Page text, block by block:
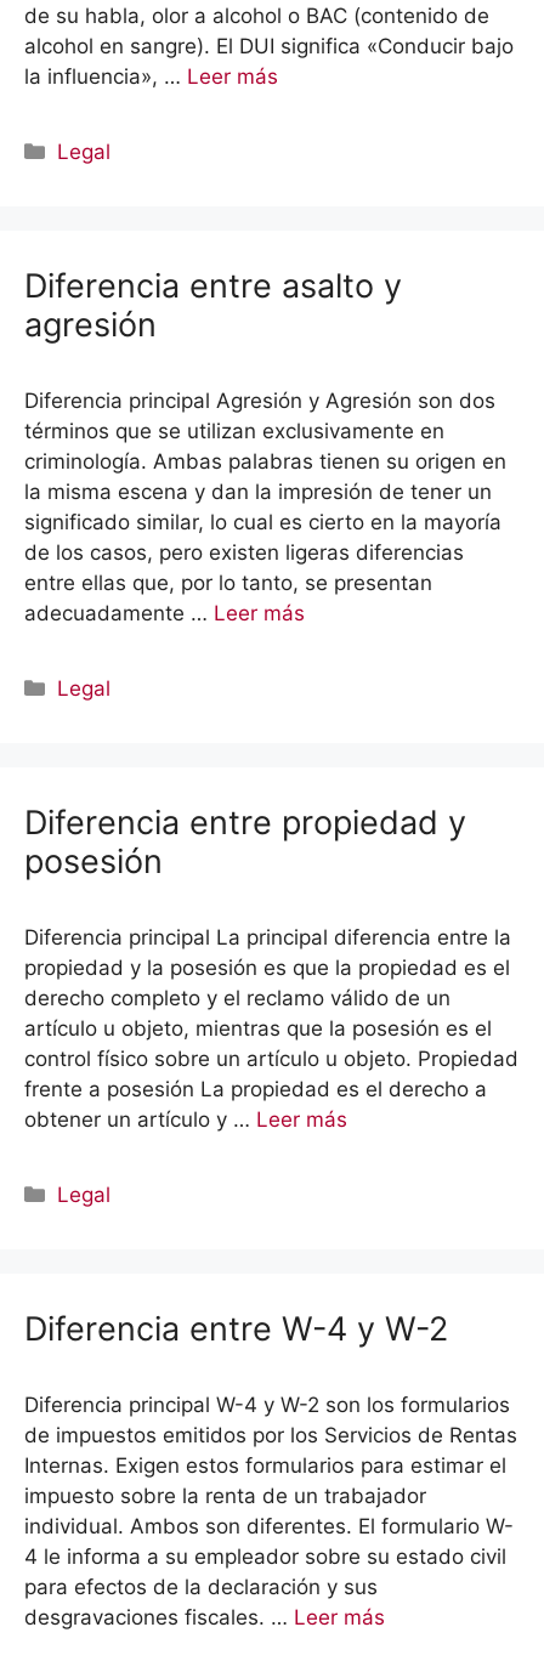
de su habla, olor a alcohol o BAC (contenido de
alcohol en sangre). El DUI significa «Conducir bajo
la influencia», … Leer más
Categorías
Legal
Diferencia entre asalto y
agresión
Diferencia principal Agresión y Agresión son dos
términos que se utilizan exclusivamente en
criminología. Ambas palabras tienen su origen en
la misma escena y dan la impresión de tener un
significado similar, lo cual es cierto en la mayoría
de los casos, pero existen ligeras diferencias
entre ellas que, por lo tanto, se presentan
adecuadamente … Leer más
Categorías
Legal
Diferencia entre propiedad y
posesión
Diferencia principal La principal diferencia entre la
propiedad y la posesión es que la propiedad es el
derecho completo y el reclamo válido de un
artículo u objeto, mientras que la posesión es el
control físico sobre un artículo u objeto. Propiedad
frente a posesión La propiedad es el derecho a
obtener un artículo y … Leer más
Categorías
Legal
Diferencia entre W-4 y W-2
Diferencia principal W-4 y W-2 son los formularios
de impuestos emitidos por los Servicios de Rentas
Internas. Exigen estos formularios para estimar el
impuesto sobre la renta de un trabajador
individual. Ambos son diferentes. El formulario W-
4 le informa a su empleador sobre su estado civil
para efectos de la declaración y sus
desgravaciones fiscales. … Leer más